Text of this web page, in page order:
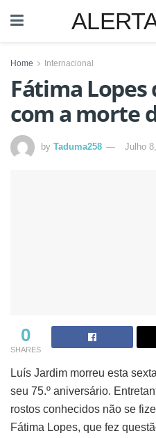
Home Internacional
Fátima Lopes
com a morte
by Taduma258 Julho
0
SHARES
Luís Jardim morreu esta
seu 75.º aniversário.
rostos conhecidos não se
Fátima Lopes, que fez